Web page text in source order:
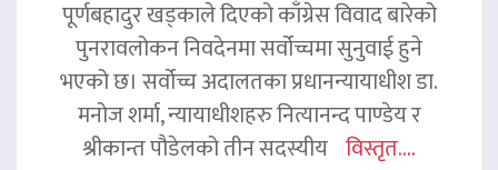
पूर्णबहादुर खड्काले दिएको काँग्रेस विवाद बारेको
पुनरावलोकन निवदेनमा सर्वोच्चमा सुनुवाई हुने
भएको छ। सर्वोच्च अदालतका प्रधानन्यायाधीश डा.
मनोज शर्मा, न्यायाधीशहरु नित्यानन्द पाण्डेय र
श्रीकान्त पौडेलको तीन सदस्यीय विस्तृत....